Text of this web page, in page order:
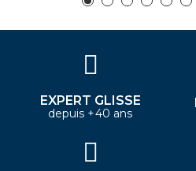
EXPERT GLISSE
depuis +40 ans